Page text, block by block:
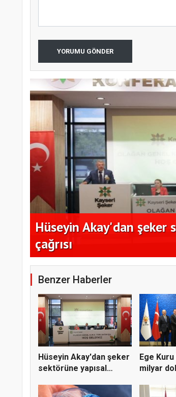
YORUMU GÖNDER
Hüseyin Akay'dan şeker
çağrısı
Benzer Haberler
Hüseyin Akay'dan şeker
sektörüne yapısal
Ege
milyar